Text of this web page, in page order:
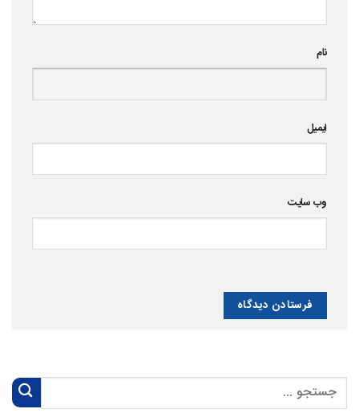
نام
ایمیل
وب‌ سایت